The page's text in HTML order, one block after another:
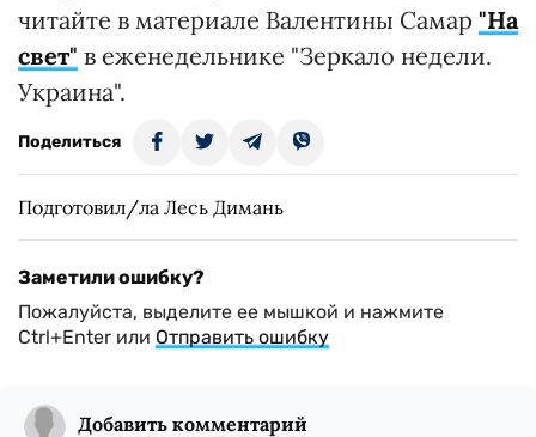
читайте в материале Валентины Самар "На
свет" в еженедельнике "Зеркало недели.
Украина".
Поделиться
Подготовил/ла Лесь Димань
Заметили ошибку?
Пожалуйста, выделите ее мышкой и нажмите
Ctrl+Enter или Отправить ошибку
Добавить комментарий